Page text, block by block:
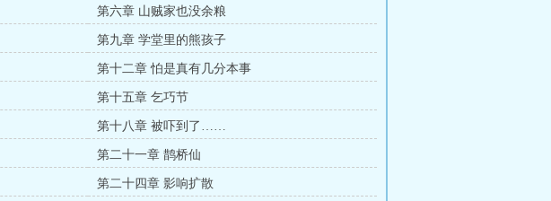
第六章 山贼家也没余粮
第九章 学堂里的熊孩子
第十二章 怕是真有几分本事
第十五章 乞巧节
第十八章 被吓到了……
第二十一章 鹊桥仙
第二十四章 影响扩散